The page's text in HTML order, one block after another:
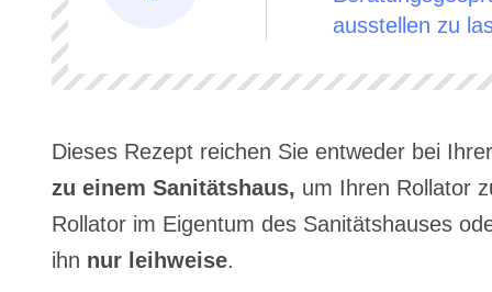
ausstellen zu
Dieses Rezept reichen Sie entweder bei
zu einem Sanitätshaus, um Ihren Rollator
Rollator im Eigentum des Sanitätshauses
ihn nur leihweise.